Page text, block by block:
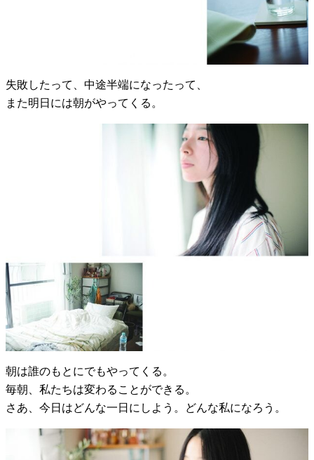
失敗したって、中途半端になったって、
また明日には朝がやってくる。
朝は誰のもとにでもやってくる。
毎朝、私たちは変わることができる。
さあ、今日はどんな一日にしよう。どんな私になろう。